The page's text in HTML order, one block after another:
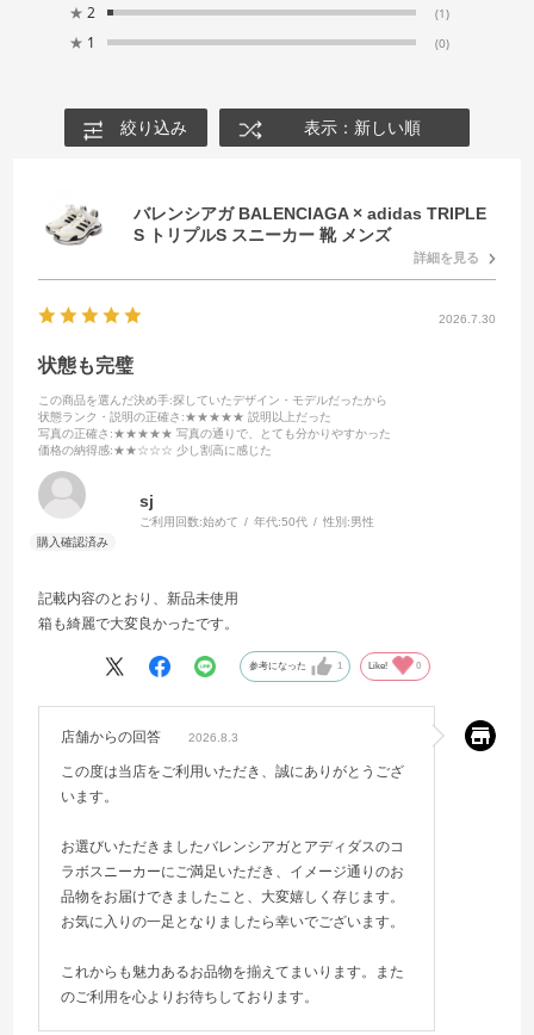
★ 2 (1)
★ 1 (0)
絞り込み 表示：新しい順
バレンシアガ BALENCIAGA × adidas TRIPLE
S トリプルS スニーカー 靴 メンズ
詳細を見る
2026.7.30
状態も完璧
この商品を選んだ決め手:探していたデザイン・モデルだったから
状態ランク・説明の正確さ :★★★★★ 説明以上だった
写真の正確さ :★★★★★ 写真の通りで、とても分かりやすかった
価格の納得感:★★☆☆☆ 少し割高に感じた
sj
ご利用回数:始めて 年代:50代 性別:男性
記載内容のとおり、新品未使用
箱も綺麗で大変良かったです。
参考になった 1 Like! 0
店舗からの回答 2026.8.3
この度は当店をご利用いただき、誠にありがとうござ
います。
お選びいただきましたバレンシアガとアディダスのコ
ラボスニーカーにご満足いただき、イメージ通りのお
品物をお届けできましたこと、大変嬉しく存じます。
お気に入りの一足となりましたら幸いでございます。
これからも魅力あるお品物を揃えてまいります。また
のご利用を心よりお待ちしております。